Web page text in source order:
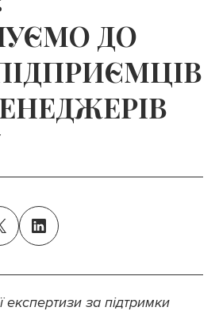
ДО
експертизи за підтримки